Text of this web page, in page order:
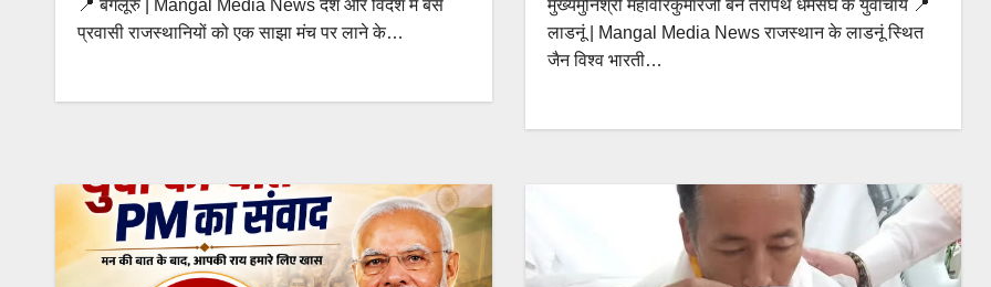
📍 बेंगलूरु | Mangal Media News देश और विदेश में बसे
प्रवासी राजस्थानियों को एक साझा मंच पर लाने के…
मुख्यमुनिश्री महावीरकुमारजी बने तेरापंथ धर्मसंघ के युवाचार्य 📍
लाडनूं | Mangal Media News राजस्थान के लाडनूं स्थित
जैन विश्व भारती…
घोषणा
सितंबर